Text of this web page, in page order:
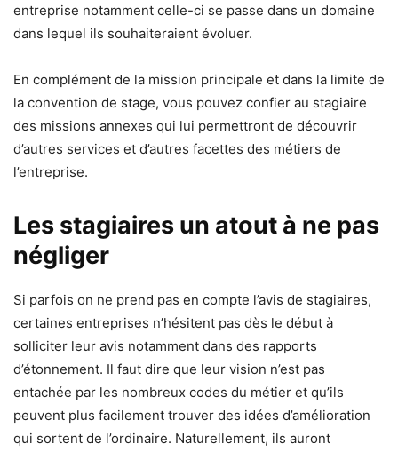
entreprise notamment celle-ci se passe dans un domaine
dans lequel ils souhaiteraient évoluer.
En complément de la mission principale et dans la limite de
la convention de stage, vous pouvez confier au stagiaire
des missions annexes qui lui permettront de découvrir
d’autres services et d’autres facettes des métiers de
l’entreprise.
Les stagiaires un atout à ne pas
négliger
Si parfois on ne prend pas en compte l’avis de stagiaires,
certaines entreprises n’hésitent pas dès le début à
solliciter leur avis notamment dans des rapports
d’étonnement. Il faut dire que leur vision n’est pas
entachée par les nombreux codes du métier et qu’ils
peuvent plus facilement trouver des idées d’amélioration
qui sortent de l’ordinaire. Naturellement, ils auront